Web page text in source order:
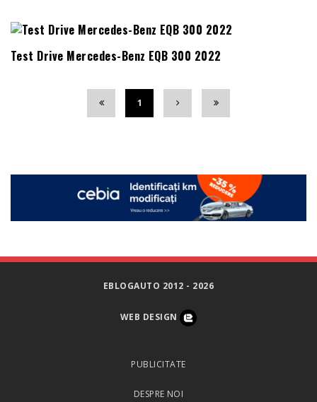
Test Drive Mercedes-Benz EQB 300 2022
1
EBLOGAUTO 2012 - 2026
WEB DESIGN
PUBLICITATE
DESPRE NOI